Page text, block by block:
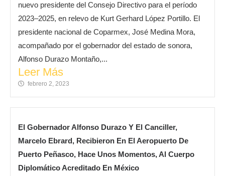
nuevo presidente del Consejo Directivo para el período
2023–2025, en relevo de Kurt Gerhard López Portillo. El
presidente nacional de Coparmex, José Medina Mora,
acompañado por el gobernador del estado de sonora,
Alfonso Durazo Montaño,...
Leer Más
febrero 2, 2023
El Gobernador Alfonso Durazo Y El Canciller,
Marcelo Ebrard, Recibieron En El Aeropuerto De
Puerto Peñasco, Hace Unos Momentos, Al Cuerpo
Diplomático Acreditado En México